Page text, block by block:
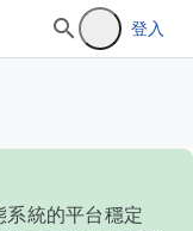
登入
統的平台穩定